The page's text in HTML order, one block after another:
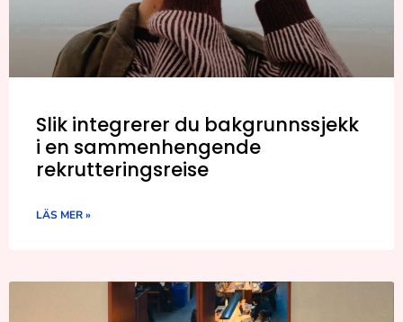
Slik integrerer du bakgrunnssjekk
i en sammenhengende
rekrutteringsreise
LÄS MER »